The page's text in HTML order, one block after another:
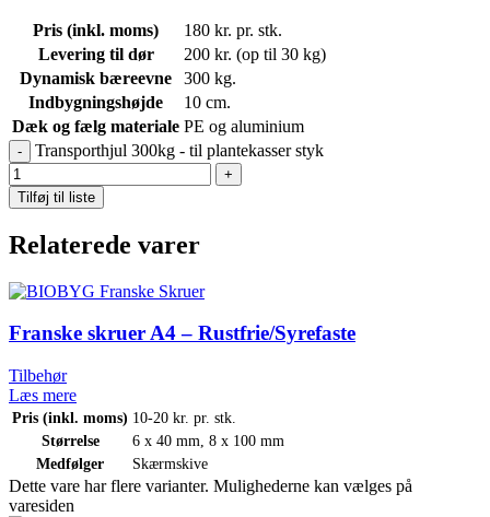
Pris (inkl. moms)
180 kr. pr. stk.
Levering til dør
200 kr. (op til 30 kg)
Dynamisk bæreevne
300 kg.
Indbygningshøjde
10 cm.
Dæk og fælg materiale PE og aluminium
Transporthjul 300kg - til plantekasser styk
Tilføj til liste
Relaterede varer
Franske skruer A4 – Rustfrie/Syrefaste
Tilbehør
Læs mere
Pris (inkl. moms) 10-20 kr. pr. stk.
Størrelse
6 x 40 mm 8 x 100 mm
Medfølger
Skærmskive
Dette vare har flere varianter. Mulighederne kan vælges på
varesiden